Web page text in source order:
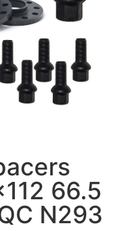
66.5
N293